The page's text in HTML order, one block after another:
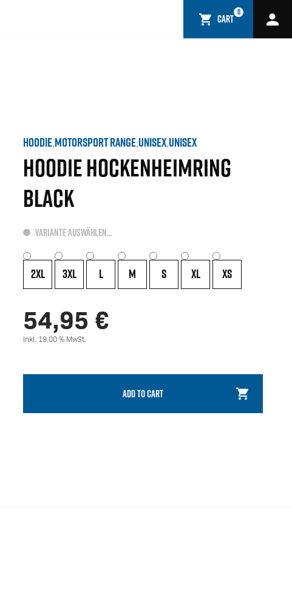
CART
0
HOODIE,MOTORSPORT RANGE,UNISEX,UNISEX
HOODIE HOCKENHEIMRING
BLACK
VARIANTE AUSWÄHLEN...
2XL 3XL L M S XL XS
54,95 €
Inkl. 19.00 % MwSt.
ADD TO CART